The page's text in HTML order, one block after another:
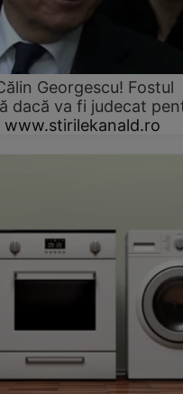
Georgescu! Fostul
dacă va fi judecat
www.stirilekanald.ro